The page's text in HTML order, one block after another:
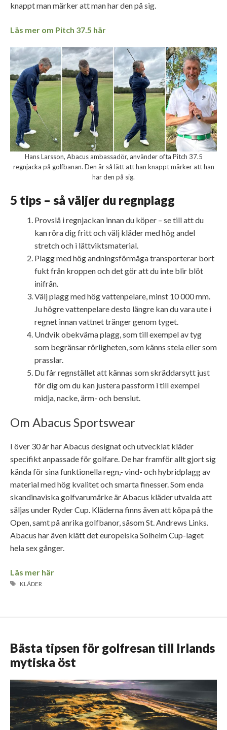
knappt man märker att man har den på sig.
Läs mer om Pitch 37.5 här
Hans Larsson, Abacus ambassadör, använder ofta Pitch 37.5
regnjacka på golfbanan. Den är så lätt att han knappt märker att han
har den på sig.
5 tips – så väljer du regnplagg
Provslå i regnjackan innan du köper – se till att du
kan röra dig fritt och välj kläder med hög andel
stretch och i lättviktsmaterial.
Plagg med hög andningsförmåga transporterar bort
fukt från kroppen och det gör att du inte blir blöt
inifrån.
Välj plagg med hög vattenpelare, minst 10 000 mm.
Ju högre vattenpelare desto längre kan du vara ute i
regnet innan vattnet tränger genom tyget.
Undvik obekväma plagg, som till exempel av tyg
som begränsar rörligheten, som känns stela eller som
prasslar.
Du får regnstället att kännas som skräddarsytt just
för dig om du kan justera passform i till exempel
midja, nacke, ärm- och benslut.
Om Abacus Sportswear
I över 30 år har Abacus designat och utvecklat kläder
specifikt anpassade för golfare. De har framför allt gjort sig
kända för sina funktionella regn,- vind- och hybridplagg av
material med hög kvalitet och smarta finesser. Som enda
skandinaviska golfvarumärke är Abacus kläder utvalda att
säljas under Ryder Cup. Kläderna finns även att köpa på the
Open, samt på anrika golfbanor, såsom St. Andrews Links.
Abacus har även klätt det europeiska Solheim Cup-laget
hela sex gånger.
Läs mer här
ETIKETTER
KLÄDER
Bästa tipsen för golfresan till Irlands
mytiska öst